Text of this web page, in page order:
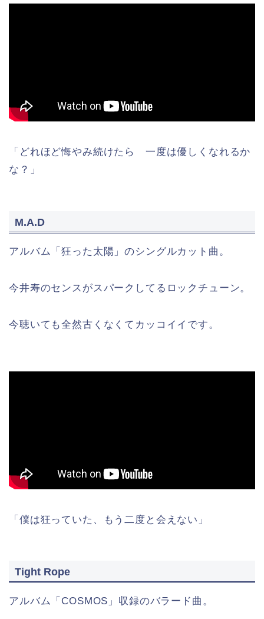
「どれほど悔やみ続けたら 一度は優しくなれるか
な？」
M.A.D
アルバム「狂った太陽」のシングルカット曲。
今井寿のセンスがスパークしてるロックチューン。
今聴いても全然古くなくてカッコイイです。
「僕は狂っていた、もう二度と会えない」
Tight Rope
アルバム「COSMOS」収録のバラード曲。